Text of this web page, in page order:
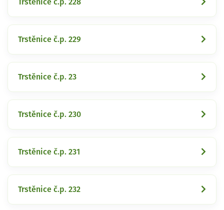
Trstěnice č.p. 228
Trstěnice č.p. 229
Trstěnice č.p. 23
Trstěnice č.p. 230
Trstěnice č.p. 231
Trstěnice č.p. 232